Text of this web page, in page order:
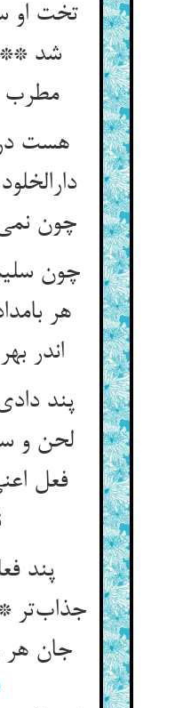
تخت او
شد **
مطرب
هست
چون
چون
هر
اندر
پند
لحن و
فعل
پند
جذاب‌تر
جان هر